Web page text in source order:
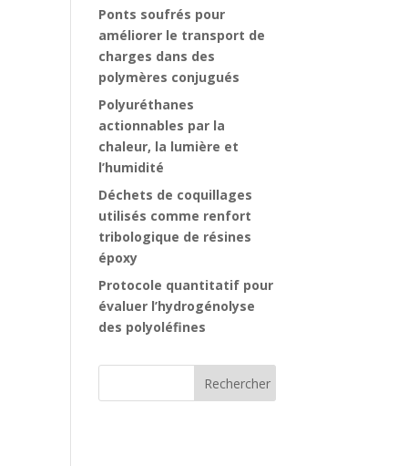
Ponts soufrés pour
améliorer le transport de
charges dans des
polymères conjugués
Polyuréthanes
actionnables par la
chaleur, la lumière et
l’humidité
Déchets de coquillages
utilisés comme renfort
tribologique de résines
époxy
Protocole quantitatif pour
évaluer l’hydrogénolyse
des polyoléfines